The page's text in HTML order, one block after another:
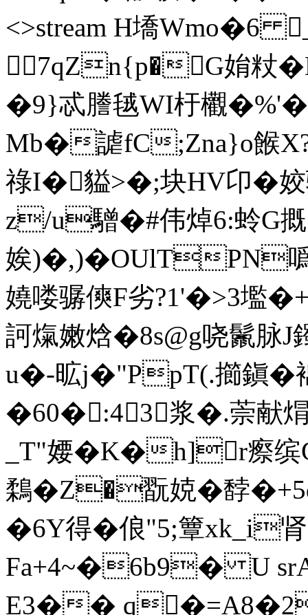
<>stream H墧Wmo�6
7qZn{p�G姢粀
�9}忒謄毧WI杅欟
Mb�謔fC;Zna}o餱X?
祿I�貖>�;块HV卬 �
z/u驓�#伟焯6:蛉
娭)�,)�OUlTPN
嬈喽骣傸F劣?1'�>3壏�+
訶熂嫩焓�8s@g哓鬛
u�-昿j�"PpT(.擳鎭�袦
�60�:43浆�.萗献焨
_T"婹�K�h]r瘵
鶔�Z�翫娔�馞
�6Y得�俍"5;簟xk_i
Fa+4~�6b9� U srA
E3��